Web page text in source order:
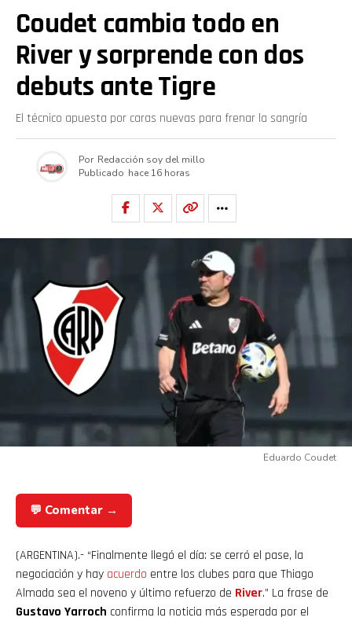
Coudet cambia todo en
River y sorprende con dos
debuts ante Tigre
El técnico apuesta por caras nuevas para frenar la sangría
Por Redacción soy del millo
Publicado hace 16 horas
Eduardo Coudet
💬 Comentar →
(ARGENTINA).- “Finalmente llegó el día: se cerró el pase, la
negociación y hay acuerdo entre los clubes para que Thiago
Almada sea el noveno y último refuerzo de River.” La frase de
Gustavo Yarroch confirma la noticia más esperada por el
Reddit
Pinterest
Whatsapp
Email